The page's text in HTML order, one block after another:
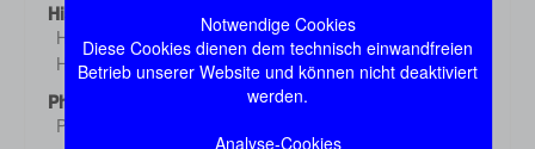
Notwendige Cookies
Diese Cookies dienen dem technisch einwandfreien
Betrieb unserer Website und können nicht deaktiviert
werden.
Analyse-Cookies
Histologie
Histologie s1
Demo
Histologie s2 Demo
Physik
Physik